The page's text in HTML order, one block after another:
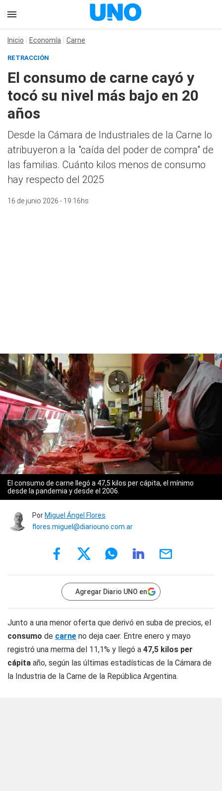
Inicio Economía Carne
RETRACCIÓN
El consumo de carne cayó y
tocó su nivel más bajo en 20
años
Desde la Cámara de Industriales de la Carne lo
atribuyeron a la "caída del poder de compra" de
las familias. Cuánto kilos menos de consumo
hay respecto del 2025
16 de junio 2026 - 19:16hs
El consumo de carne llegó a 47,5 kilos per cápita, el mínimo
desde la pandemia y desde el 2006.
Por Miguel Ángel Flores
flores.miguel@diariouno.com.ar
Agregar Diario UNO en
Junto a una menor oferta que derivó en suba de precios, el
consumo de carne no deja caer. Entre enero y mayo
registró una merma del 11,1% y llegó a 47,5 kilos per
cápita año, según las últimas estadísticas de la Cámara de
la Industria de la Carne de la República Argentina.